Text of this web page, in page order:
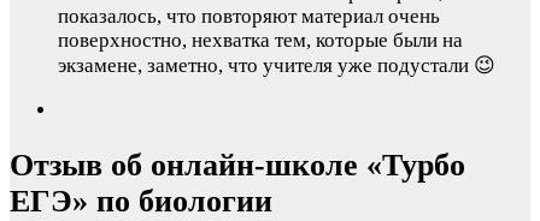
показалось, что повторяют материал очень
поверхностно, нехватка тем, которые были на
экзамене, заметно, что учителя уже подустали 😉
Отзыв об онлайн-школе «Турбо
ЕГЭ» по биологии